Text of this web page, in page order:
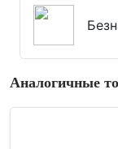
Аналогичные